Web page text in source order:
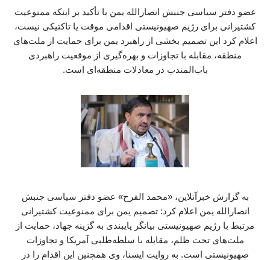
عضو دفتر سیاسی جنبش انصارالله یمن با تأکید بر اینکه ممنوعیت
کشتیرانی برای رژیم صهیونیستی اقدامی موقت یا تاکتیکی نیست،
اعلام کرد این تصمیم بخشی از راهبرد یمن برای حمایت از ملت‌های
منطقه، مقابله با تجاوزات و بهره‌گیری از موقعیت راهبردی
باب‌المندب در معادلات منطقه‌ای است.
به گزارش خبرآنلاین، «محمد الفرح» عضو دفتر سیاسی جنبش
انصارالله یمن اعلام کرد: تصمیم یمن برای ممنوعیت کشتیرانی
مرتبط با رژیم صهیونیستی بیانگر پایبندی به گزینه جهاد، حمایت از
ملت‌های تحت ظلم، مقابله با سلطه‌طلبی آمریکا و تجاوزات
صهیونیستی است. به روایت ایسنا، وی همچنین این اقدام را در